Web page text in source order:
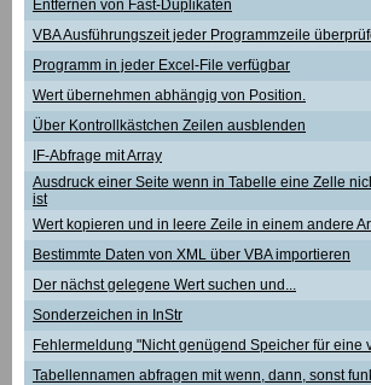
Entfernen von Fast-Duplikaten
VBA Ausführungszeit jeder Programmzeile
Programm in jeder Excel-File verfügbar
Wert übernehmen abhängig von Position.
Über Kontrollkästchen Zeilen ausblenden
IF-Abfrage mit Array
Ausdruck einer Seite wenn in Tabelle eine Zelle
ist
Wert kopieren und in leere Zeile in einem andere
Bestimmte Daten von XML über VBA importieren
Der nächst gelegene Wert suchen und...
Sonderzeichen in InStr
Fehlermeldung "Nicht genügend Speicher für eine
Tabellennamen abfragen mit wenn, dann, sonst